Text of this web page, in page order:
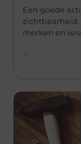
Een goede
zichtbaarheid.
merken en
...